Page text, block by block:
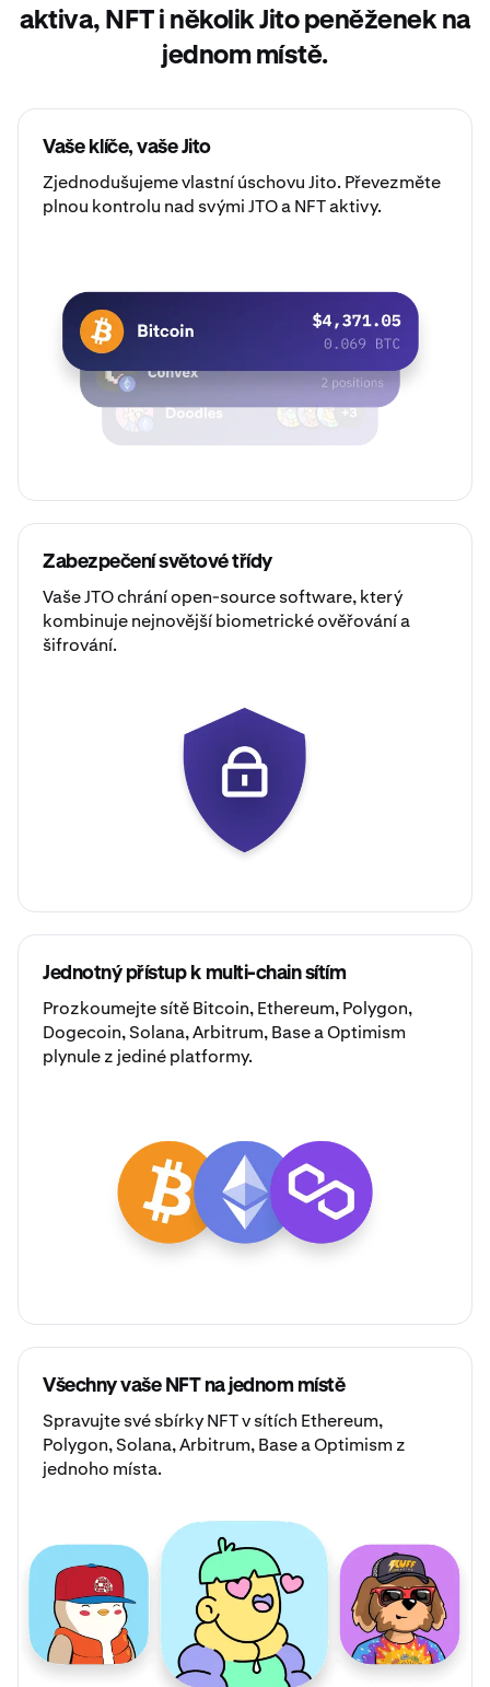
aktiva, NFT i několik Jito peněženek na
jednom místě.
Vaše klíče, vaše Jito
Zjednodušujemevlastní úschovuJito. Převezměte
plnou kontrolu nad svými JTO a NFT aktivy.
Zabezpečení světové třídy
Vaše JTO chrání open-source software, který
kombinuje nejnovější biometrické ověřování a
šifrování.
Jednotný přístup k multi-chain sítím
Prozkoumejte sítěBitcoin,Ethereum,Polygon,
Dogecoin,Solana,Arbitrum,BaseaOptimism
plynule z jediné platformy.
Všechny vaše NFT na jednom místě
Spravujte svésbírky NFTv sítích Ethereum,
Polygon, Solana, Arbitrum, Base a Optimism z
jednoho místa.